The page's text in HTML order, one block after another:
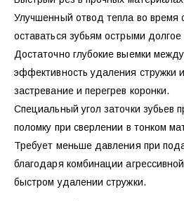
Улучшенный отвод тепла во время
оставаться зубьям острыми
Достаточно глубокие выемки
эффективность удаления стружки
застревание и перегрев коронки.
Специальный угол заточки зубьев
поломку при сверлении в тонком
Требует меньше давления при
благодаря комбинации
быстром удалении стружки.